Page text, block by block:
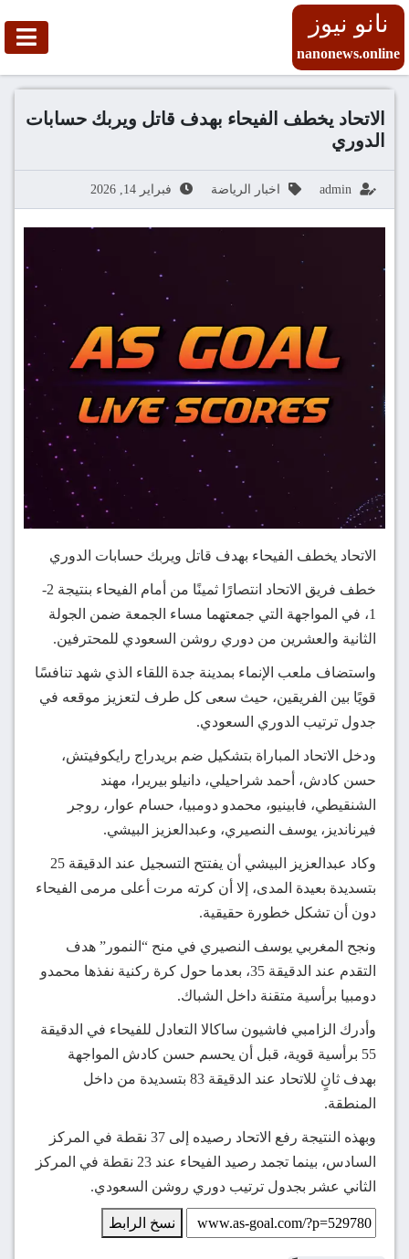
نانو نيوز
nanonews.online
الاتحاد يخطف الفيحاء بهدف قاتل ويربك حسابات
الدوري
admin اخبار الرياضة فبراير 14, 2026
الاتحاد يخطف الفيحاء بهدف قاتل ويربك حسابات الدوري
خطف فريق الاتحاد انتصارًا ثمينًا من أمام الفيحاء بنتيجة 2-
1، في المواجهة التي جمعتهما مساء الجمعة ضمن الجولة
الثانية والعشرين من دوري روشن السعودي للمحترفين.
واستضاف ملعب الإنماء بمدينة جدة اللقاء الذي شهد تنافسًا
قويًا بين الفريقين، حيث سعى كل طرف لتعزيز موقعه في
جدول ترتيب الدوري السعودي.
ودخل الاتحاد المباراة بتشكيل ضم بريدراج رايكوفيتش،
حسن كادش، أحمد شراحيلي، دانيلو بيريرا، مهند
الشنقيطي، فابينيو، محمدو دومبيا، حسام عوار، روجر
فيرنانديز، يوسف النصيري، وعبدالعزيز البيشي.
وكاد عبدالعزيز البيشي أن يفتتح التسجيل عند الدقيقة 25
بتسديدة بعيدة المدى، إلا أن كرته مرت أعلى مرمى الفيحاء
دون أن تشكل خطورة حقيقية.
ونجح المغربي يوسف النصيري في منح “النمور” هدف
التقدم عند الدقيقة 35، بعدما حول كرة ركنية نفذها محمدو
دومبيا برأسية متقنة داخل الشباك.
وأدرك الزامبي فاشيون ساكالا التعادل للفيحاء في الدقيقة
55 برأسية قوية، قبل أن يحسم حسن كادش المواجهة
بهدف ثانٍ للاتحاد عند الدقيقة 83 بتسديدة من داخل
المنطقة.
وبهذه النتيجة رفع الاتحاد رصيده إلى 37 نقطة في المركز
السادس، بينما تجمد رصيد الفيحاء عند 23 نقطة في المركز
الثاني عشر بجدول ترتيب دوري روشن السعودي.
نسخ الرابط